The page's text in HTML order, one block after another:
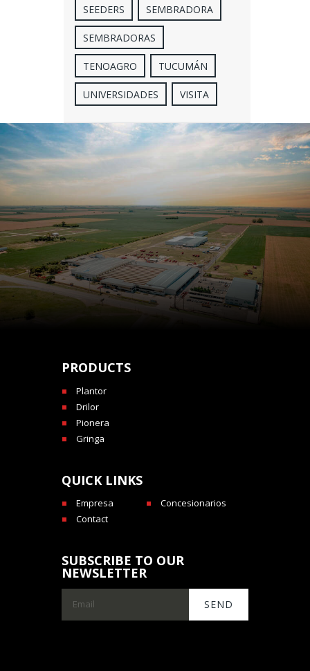
SEEDERS SEMBRADORA
SEMBRADORAS
TENOAGRO TUCUMÁN
UNIVERSIDADES VISITA
PRODUCTS
Plantor
Drilor
Pionera
Gringa
QUICK LINKS
Empresa
Concesionarios
Contact
SUBSCRIBE TO OUR
NEWSLETTER